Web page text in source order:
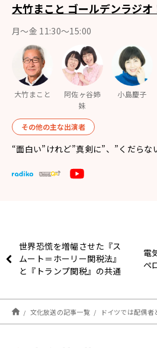
大竹まこと ゴールデンラジオ
月〜金 11:30～15:00
大竹まこと
阿佐ヶ谷姉
妹
小島慶子
その他の主な出演者
“面白い”けれど”真剣に”、”くだら
世界恐慌を増幅させた『ス
ムート＝ホーリー関税法』
と『トランプ関税』の共通
電
ペ
文化放送の記事一覧 ドイツでは配偶者と